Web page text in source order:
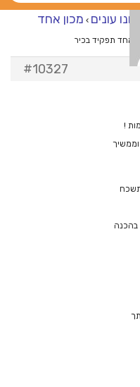
עונים › מכון אחד
תפקיד בכיר
#10327
!
תשכח
בהכנה